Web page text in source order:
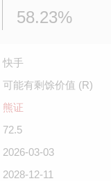
58.23%
快手
可能有剩馀价值 (R)
熊证
72.5
2026-03-03
2028-12-11